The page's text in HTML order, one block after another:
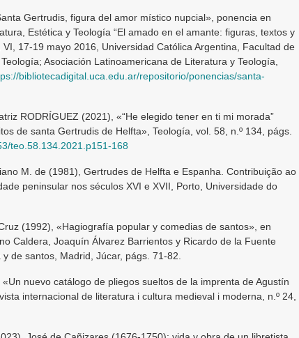
Gertrudis, figura del amor místico nupcial», ponencia en
Estética y Teología “El amado en el amante: figuras, textos y
17-19 mayo 2016, Universidad Católica Argentina, Facultad de
Asociación Latinoamericana de Literatura y Teología,
bibliotecadigital.uca.edu.ar/repositorio/ponencias/santa-
RODRÍGUEZ (2021), «“He elegido tener en ti mi morada”
de santa Gertrudis de Helfta», Teología, vol. 58, n.º 134, págs.
teo.58.134.2021.p151-168
M. de (1981), Gertrudes de Helfta e Espanha. Contribuição ao
peninsular nos séculos XVI e XVII, Porto, Universidade do
(1992), «Hagiografía popular y comedias de santos», en
Caldera, Joaquín Álvarez Barrientos y Ricardo de la Fuente
de santos, Madrid, Júcar, págs. 71-82.
nuevo catálogo de pliegos sueltos de la imprenta de Agustín
internacional de literatura i cultura medieval i moderna, n.º 24,